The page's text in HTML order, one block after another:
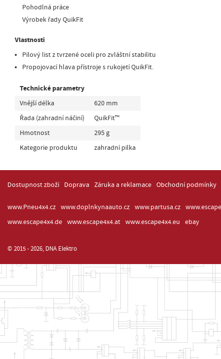
Pohodlná práce
Výrobek řady QuikFit
Vlastnosti
Pilový list z tvrzené oceli pro zvláštní stabilitu
Propojovací hlava přístroje s rukojetí QuikFit.
Technické parametry
Vnější délka
620 mm
Řada (zahradní náčiní)
QuikFit™
Hmotnost
295 g
Kategorie produktu
zahradní pilka
Dostupnost zboží Doprava Záruka a reklamace Obchodní podmínky
www.Pneu4x4.cz www.doplnkynaauto.cz www.partusa.cz
www.escape4x4.de
www.escape4x4.at www.escape4x4.eu ebay
© 2015 - 2026, DNA Elektro